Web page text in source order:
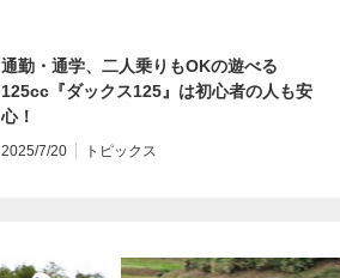
通勤・通学、二人乗りもOKの遊べる
125cc『ダックス125』は初心者の人も安
心！
2025/7/20 トピックス